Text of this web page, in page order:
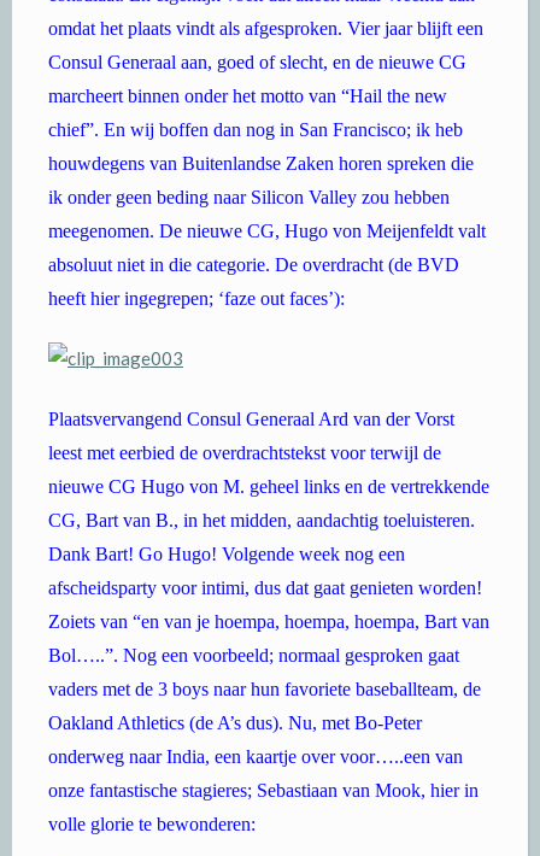
omdat het plaats vindt als afgesproken. Vier jaar blijft een
Consul Generaal aan, goed of slecht, en de nieuwe CG
marcheert binnen onder het motto van “Hail the new
chief”. En wij boffen dan nog in San Francisco; ik heb
houwdegens van Buitenlandse Zaken horen spreken die
ik onder geen beding naar Silicon Valley zou hebben
meegenomen. De nieuwe CG, Hugo von Meijenfeldt valt
absoluut niet in die categorie. De overdracht (de BVD
heeft hier ingegrepen; ‘faze out faces’):
Plaatsvervangend Consul Generaal Ard van der Vorst
leest met eerbied de overdrachtstekst voor terwijl de
nieuwe CG Hugo von M. geheel links en de vertrekkende
CG, Bart van B., in het midden, aandachtig toeluisteren.
Dank Bart! Go Hugo! Volgende week nog een
afscheidsparty voor intimi, dus dat gaat genieten worden!
Zoiets van “en van je hoempa, hoempa, hoempa, Bart van
Bol…..”. Nog een voorbeeld; normaal gesproken gaat
vaders met de 3 boys naar hun favoriete baseballteam, de
Oakland Athletics (de A’s dus). Nu, met Bo-Peter
onderweg naar India, een kaartje over voor…..een van
onze fantastische stagieres; Sebastiaan van Mook, hier in
volle glorie te bewonderen: